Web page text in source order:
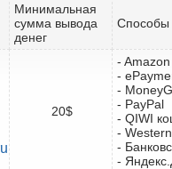
Минимальная
сумма вывода
денег
Способы
20$
-
-
-
- PayPal
- QIWI
-
-
-